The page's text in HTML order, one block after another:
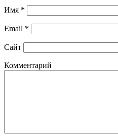
Имя *
Email *
Сайт
Комментарий